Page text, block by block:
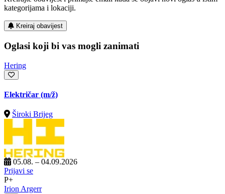
kategorijama i lokaciji.
Kreiraj obavijest
Oglasi koji bi vas mogli zanimati
Hering
Električar (m/ž)
Široki Brijeg
05.08. – 04.09.2026
Prijavi se
P+
Irion Argerr